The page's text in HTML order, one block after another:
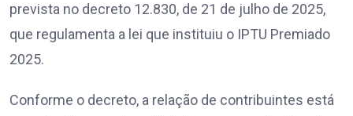
prevista no decreto 12.830, de 21 de julho de 2025,
que regulamenta a lei que instituiu o IPTU Premiado
2025.
Conforme o decreto, a relação de contribuintes está